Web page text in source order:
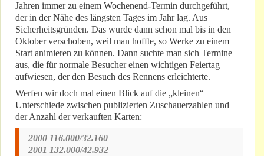
Jahren immer zu einem Wochenend-Termin durchgeführt,
der in der Nähe des längsten Tages im Jahr lag. Aus
Sicherheitsgründen. Das wurde dann schon mal bis in den
Oktober verschoben, weil man hoffte, so Werke zu einem
Start animieren zu können. Dann suchte man sich Termine
aus, die für normale Besucher einen wichtigen Feiertag
aufwiesen, der den Besuch des Rennens erleichterte.
Werfen wir doch mal einen Blick auf die „kleinen“
Unterschiede zwischen publizierten Zuschauerzahlen und
der Anzahl der verkauften Karten:
2000 116.000/32.160
2001 132.000/42.932